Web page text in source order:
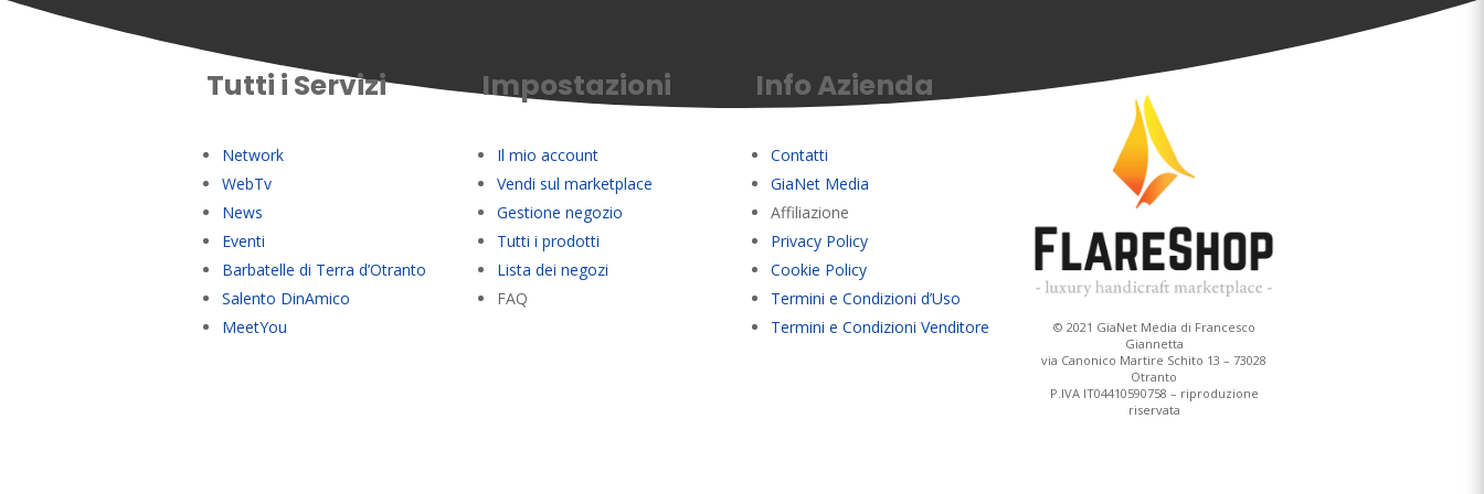
Tutti i Servizi
Network
WebTv
News
Eventi
Barbatelle di Terra d’Otranto
Salento DinAmico
MeetYou
Impostazioni
Il mio account
Vendi sul marketplace
Gestione negozio
Tutti i prodotti
Lista dei negozi
FAQ
Info Azienda
Contatti
GiaNet Media
Affiliazione
Privacy Policy
Cookie Policy
Termini e Condizioni d’Uso
Termini e Condizioni Venditore
© 2021 GiaNet Media di Francesco
Giannetta
via Canonico Martire Schito 13 – 73028
Otranto
P.IVA IT04410590758 – riproduzione
riservata